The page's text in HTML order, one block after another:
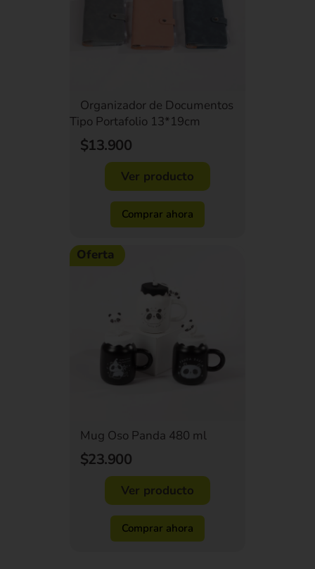
Organizador de Documentos
Tipo Portafolio 13*19cm
$13.900
Ver producto
Comprar ahora
Oferta
Mug Oso Panda 480 ml
$23.900
Ver producto
Comprar ahora